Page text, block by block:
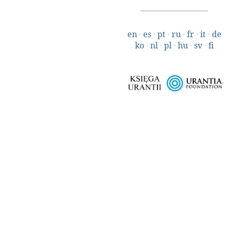
en· es· pt· ru· fr· it· de
ko· nl· pl· hu· sv· fi